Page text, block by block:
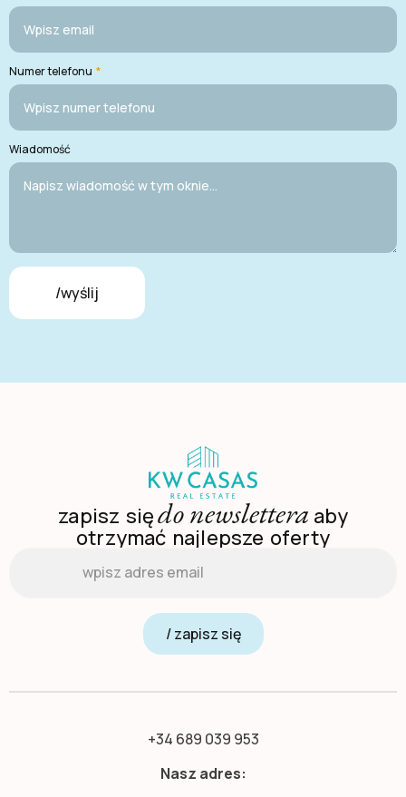
Numer telefonu *
Wiadomość
/wyślij
zapisz siędo newslettera aby
otrzymać najlepsze oferty
/ zapisz się
+34 689 039 953
Nasz adres: